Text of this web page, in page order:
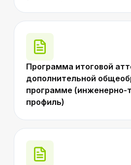
Программа итоговой
дополнительной
программе (инженерно-
профиль)